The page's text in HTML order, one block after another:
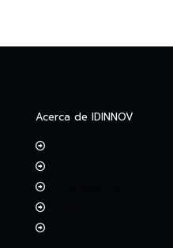
Acerca de IDINNOV